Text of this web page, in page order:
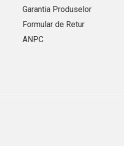
Garantia Produselor
Formular de Retur
ANPC